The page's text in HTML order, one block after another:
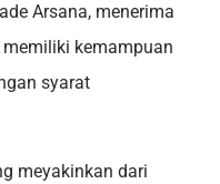
Arsana, menerima
kemampuan
syarat
meyakinkan dari